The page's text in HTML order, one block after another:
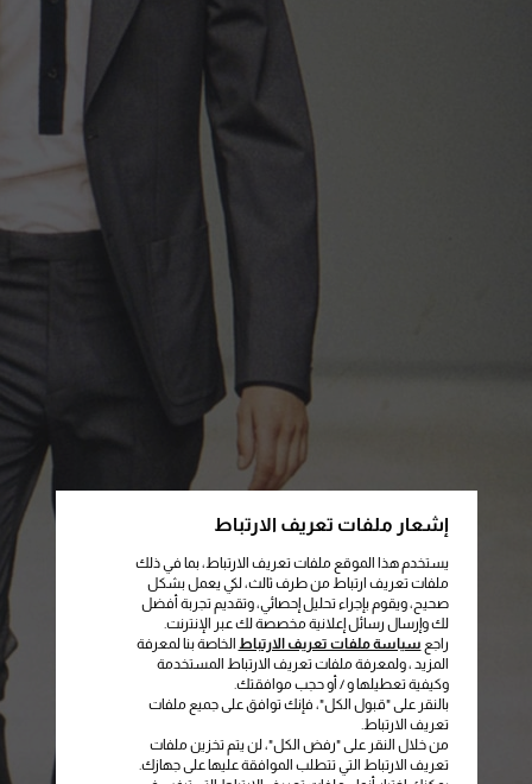
إشعار ملفات تعريف الارتباط
يستخدم هذا الموقع ملفات تعريف الارتباط، بما في ذلك
ملفات تعريف ارتباط من طرف ثالث، لكي يعمل بشكل
صحيح، ويقوم بإجراء تحليل إحصائي، وتقديم تجربة أفضل
لك وإرسال رسائل إعلانية مخصصة لك عبر الإنترنت.
راجع سياسة ملفات تعريف الارتباط الخاصة بنا لمعرفة
المزيد ، ولمعرفة ملفات تعريف الارتباط المستخدمة
وكيفية تعطيلها و / أو حجب موافقتك.
بالنقر على "قبول الكل"، فإنك توافق على جميع ملفات
تعريف الارتباط.
من خلال النقر على "رفض الكل"، لن يتم تخزين ملفات
تعريف الارتباط التي تتطلب الموافقة عليها على جهازك.